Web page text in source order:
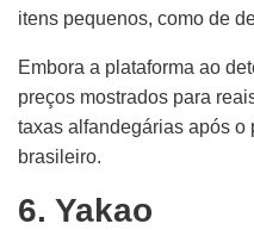
itens pequenos, como de
Embora a plataforma ao
preços mostrados para
taxas alfandegárias após o
brasileiro.
6. Yakao